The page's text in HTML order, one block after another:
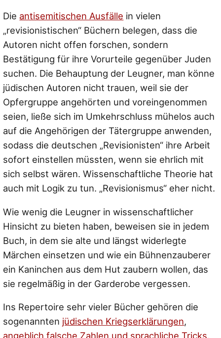
Die antisemitischen Ausfälle in vielen
„revisionistischen“ Büchern belegen, dass die
Autoren nicht offen forschen, sondern
Bestätigung für ihre Vorurteile gegenüber Juden
suchen. Die Behauptung der Leugner, man könne
jüdischen Autoren nicht trauen, weil sie der
Opfergruppe angehörten und voreingenommen
seien, ließe sich im Umkehrschluss mühelos auch
auf die Angehörigen der Tätergruppe anwenden,
sodass die deutschen „Revisionisten“ ihre Arbeit
sofort einstellen müssten, wenn sie ehrlich mit
sich selbst wären. Wissenschaftliche Theorie hat
auch mit Logik zu tun. „Revisionismus“ eher nicht.
Wie wenig die Leugner in wissenschaftlicher
Hinsicht zu bieten haben, beweisen sie in jedem
Buch, in dem sie alte und längst widerlegte
Märchen einsetzen und wie ein Bühnenzauberer
ein Kaninchen aus dem Hut zaubern wollen, das
sie regelmäßig in der Garderobe vergessen.
Ins Repertoire sehr vieler Bücher gehören die
sogenannten jüdischen Kriegserklärungen,
angeblich falsche Zahlen und sprachliche Tricks,